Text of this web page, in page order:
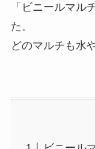
「ビニールマル
た。
どのマルチも水